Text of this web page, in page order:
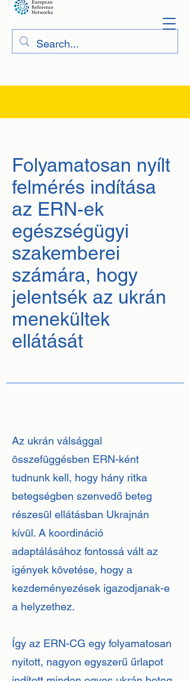
Folyamatosan nyílt
felmérés indítása
az ERN-ek
egészségügyi
szakemberei
számára, hogy
jelentsék az ukrán
menekültek
ellátását
Az ukrán válsággal
összefüggésben ERN-ként
tudnunk kell, hogy hány ritka
betegségben szenvedő beteg
részesül ellátásban Ukrajnán
kívül. A koordináció
adaptálásához fontossá vált az
igények követése, hogy a
kezdeményezések igazodjanak-e
a helyzethez.
Így az ERN-CG egy folyamatosan
nyitott, nagyon egyszerű űrlapot